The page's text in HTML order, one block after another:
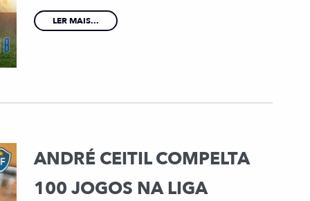
LER MAIS...
ANDRÉ CEITIL COMPELTA
100 JOGOS NA LIGA